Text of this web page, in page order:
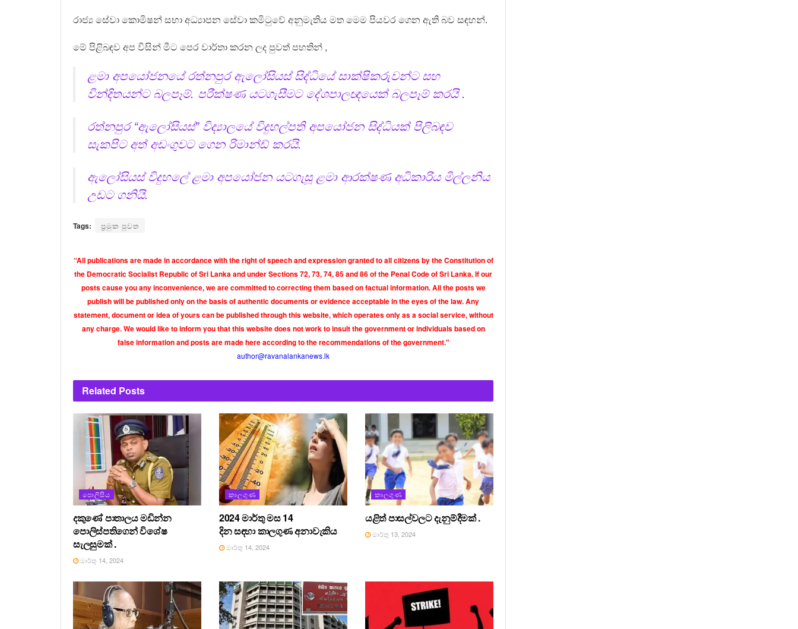
රාජ්‍ය සේවා කොමිෂන් සභා අධ්‍යාපන සේවා කමිටුවේ අනුමැතිය මත මෙම පියවර ගෙන ඇති බව සඳහන්.
මේ පිළිබඳව අප විසින් මීට පෙර වාර්තා කරන ලද පුවත් පහතින් ,
ළමා අපයෝජනයේ රත්නපුර ඇලෝසියස් සිද්ධියේ සාක්ෂිකරුවන්ට සහ
වින්දිතයන්ට බලපෑම්. පරීක්ෂණ යටගැසීමට දේශපාලඥයෙක් බලපෑම් කරයි .
රත්නපුර “ඇලෝසියස්” විද්‍යාලයේ විදුහල්පති අපයෝජන සිද්ධියක් පිලිබඳව
සැකපිට අත් අඩංගුවට ගෙන රිමාන්ඩ් කරයි.
ඇලෝසියස් විදුහලේ ළමා අපයෝජන යටගැසූ ළමා ආරක්ෂණ අධිකාරිය මිල්ලනිය
උඩට ගනියි.
Tags: ප්‍රමුක පුවත
“All publications are made in accordance with the right of speech and expression granted to all citizens by the Constitution of
the Democratic Socialist Republic of Sri Lanka and under Sections 72, 73, 74, 85 and 86 of the Penal Code of Sri Lanka. If our
posts cause you any inconvenience, we are committed to correcting them based on factual information. All the posts we
publish will be published only on the basis of authentic documents or evidence acceptable in the eyes of the law. Any
statement, document or idea of yours can be published through this website, which operates only as a social service, without
any charge. We would like to inform you that this website does not work to insult the government or individuals based on
false information and posts are made here according to the recommendations of the government."
author@ravanalankanews.lk
Related Posts
පොලිසිය
දකුණේ පාතාලය මඩින්න
පොලිස්පතිගෙන් විශේෂ
සැලසුමක් .
මාර්තු 14, 2024
කාලගුණ
2024 මාර්තු මස 14
දින සඳහා කාලගුණ අනාවැකිය
මාර්තු 14, 2024
කාලගුණ
යළිත් පාසල්වලට දැනුම්දීමක් .
මාර්තු 13, 2024